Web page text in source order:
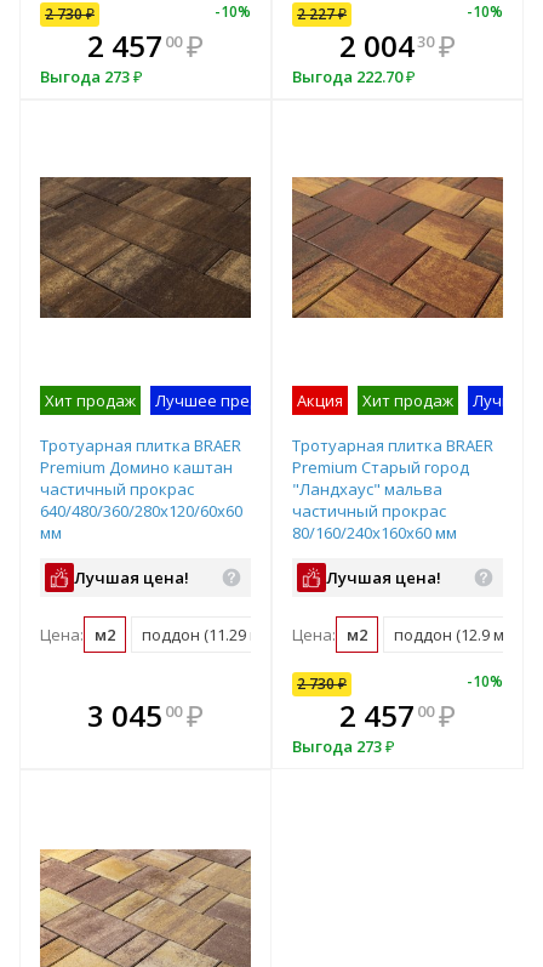
2 730₽ -10%
2 457 00 ₽
Выгода 273₽
В комплекте
всегда выгоднее!
В комплекте
всегда выгоднее!
2 227₽ -10%
2 00430 ₽
Выгода 222.70₽
Хит продаж Лучшее предложение Образец на экспозиции
Тротуарная плитка BRAER
Premium Домино каштан
частичный прокрас
640/480/360/280х120/60х60
мм
Лучшая цена!
Цена: м2 поддон (11.29 м2)
3 045 00 ₽
В комплекте
всегда выгоднее!
Акция Хит продаж Лучшее
Тротуарная плитка BRAER
Premium Старый город
"Ландхаус" мальва
частичный прокрас
80/160/240х160х60 мм
Лучшая цена!
Цена: м2 поддон (12.9 м2)
В комплекте
всегда выгоднее!
2 730₽ -10%
2 457 00 ₽
Выгода 273₽